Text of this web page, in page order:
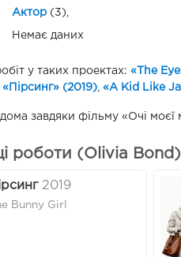
Актор(3),
Немає даних
у таких проектах: «The
«Пірсинг» (2019) «A Kid Like
завдяки фільму «Очі
роботи (Olivia Bond)
2019
Bunny Girl